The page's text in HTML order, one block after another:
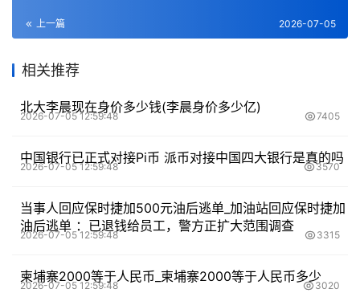
上一篇 2026-07-05
相关推荐
北大李晨现在身价多少钱(李晨身价多少亿)
2026-07-05 12:59:48 7405
中国银行已正式对接Pi币 派币对接中国四大银行是真的吗
2026-07-05 12:59:48 3570
当事人回应保时捷加500元油后逃单_加油站回应保时捷加
油后逃单 ：已退钱给员工，警方正扩大范围调查
2026-07-05 12:59:48 3315
柬埔寨2000等于人民币_柬埔寨2000等于人民币多少
2026-07-05 12:59:48 3020